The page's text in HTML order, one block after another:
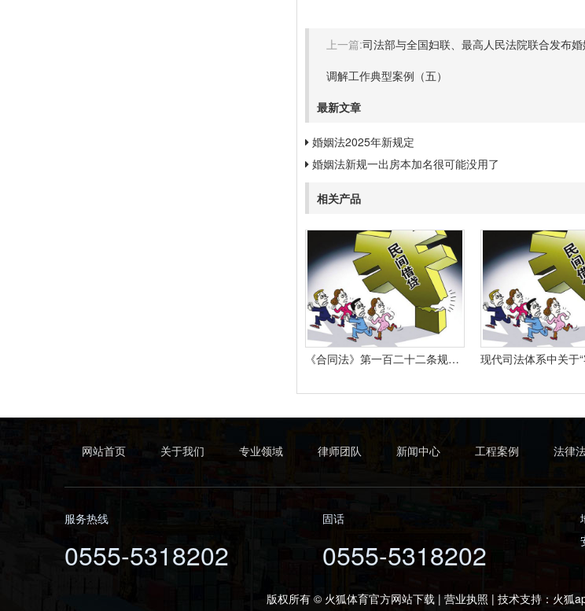
上一篇:司法部与全国妇联、最高人民法院联合发布
调解工作典型案例（五）
最新文章
婚姻法2025年新规定
婚姻法新规一出房本加名很可能没用了
相关产品
《合同法》第一百二十二条规定：“因当事人一方的违约行为侵害对方人身、财产权益的受损害方有权选择依照本法要求其承担违约责任或者依照其他法律要求其承担侵权责任。
网站首页 关于我们 专业领域 律师团队 新闻中心 工程案例 法律
服务热线
0555-5318202
固话
0555-5318202
版权所有 © 火狐体育官方网站下载 | 营业执照 | 技术支持： 火狐